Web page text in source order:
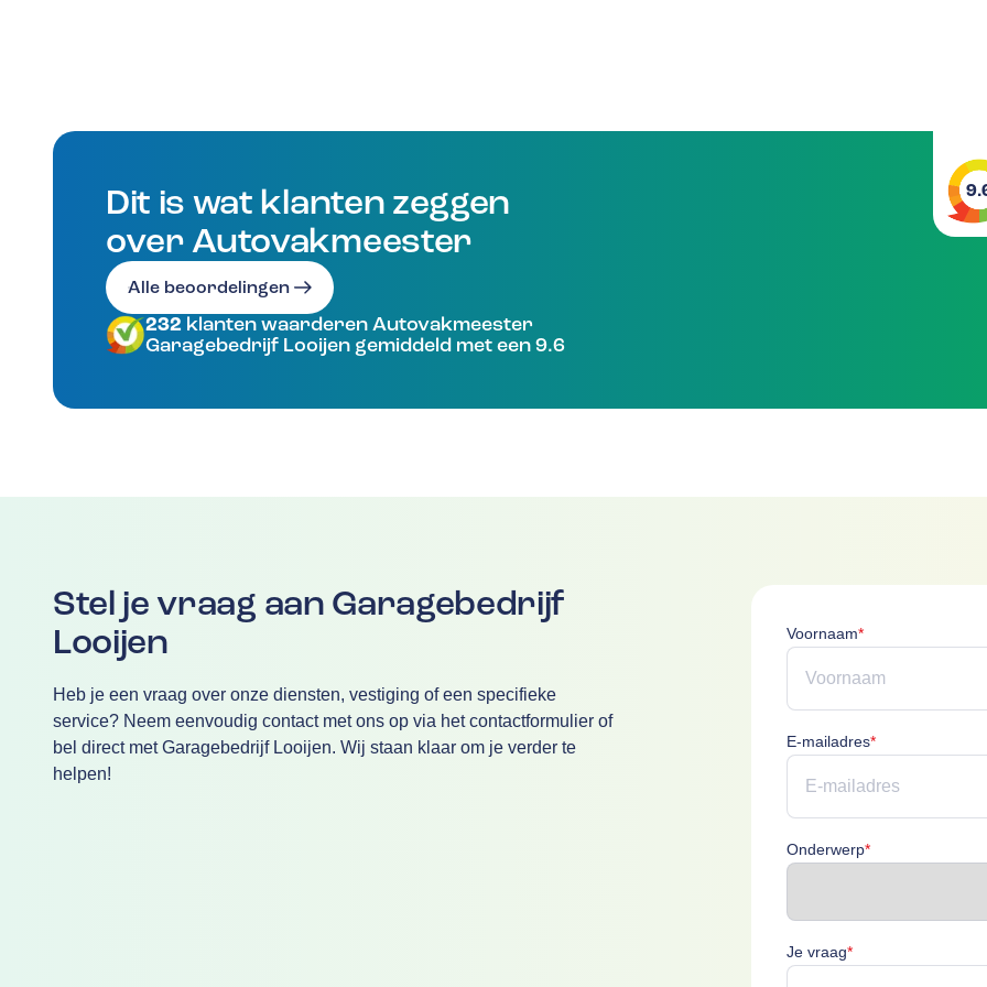
Dit is wat klanten zeggen
over Autovakmeester
Alle beoordelingen
232 klanten waarderen Autovakmeester
Garagebedrijf Looijen gemiddeld met een 9.6
Stel je vraag aan Garagebedrijf
Looijen
Heb je een vraag over onze diensten, vestiging of een specifieke
service? Neem eenvoudig contact met ons op via het contactformulier of
bel direct met Garagebedrijf Looijen. Wij staan klaar om je verder te
helpen!
Voornaam*Voornaam is
E-mailadres*E-mailadres is
Onderwerp*Onderwerp is
Je vraag*Je vraag is